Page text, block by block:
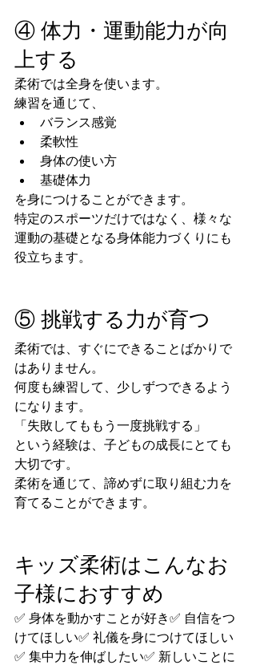
④ 体力・運動能力が向
上する
柔術では全身を使います。
練習を通じて、
バランス感覚
柔軟性
身体の使い方
基礎体力
を身につけることができます。
特定のスポーツだけではなく、様々な
運動の基礎となる身体能力づくりにも
役立ちます。
⑤ 挑戦する力が育つ
柔術では、すぐにできることばかりで
はありません。
何度も練習して、少しずつできるよう
になります。
「失敗してももう一度挑戦する」
という経験は、子どもの成長にとても
大切です。
柔術を通じて、諦めずに取り組む力を
育てることができます。
キッズ柔術はこんなお
子様におすすめ
✅ 身体を動かすことが好き✅ 自信をつ
けてほしい✅ 礼儀を身につけてほしい
✅ 集中力を伸ばしたい✅ 新しいことに